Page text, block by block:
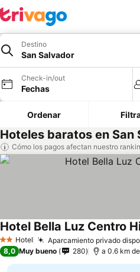
Destino
San Salvador
Check-in/out
Fechas
Ordenar
Hoteles baratos en San
Cómo los pagos afectan nuestro
2 Estrellas
Hotel Aparcamiento privado
Hotel Bella Luz Centro
8,0 Muy bueno 280 a 0.6 km